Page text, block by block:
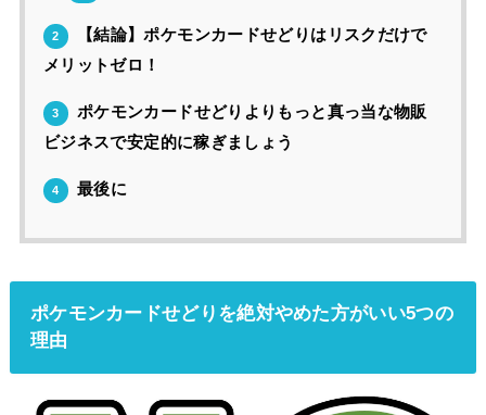
2
【結論】ポケモンカードせどりはリスクだけで
メリットゼロ！
3
ポケモンカードせどりよりもっと真っ当な物販
ビジネスで安定的に稼ぎましょう
4 最後に
ポケモンカードせどりを絶対やめた方がいい5つの
理由